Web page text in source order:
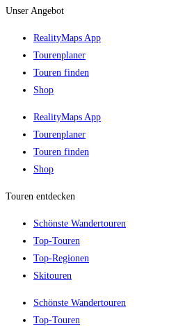
Unser Angebot
RealityMaps App
Tourenplaner
Touren finden
Shop
RealityMaps App
Tourenplaner
Touren finden
Shop
Touren entdecken
Schönste Wandertouren
Top-Touren
Top-Regionen
Skitouren
Schönste Wandertouren
Top-Touren